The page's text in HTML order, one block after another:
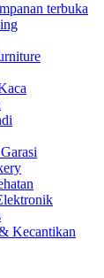
terbuka
Kecantikan